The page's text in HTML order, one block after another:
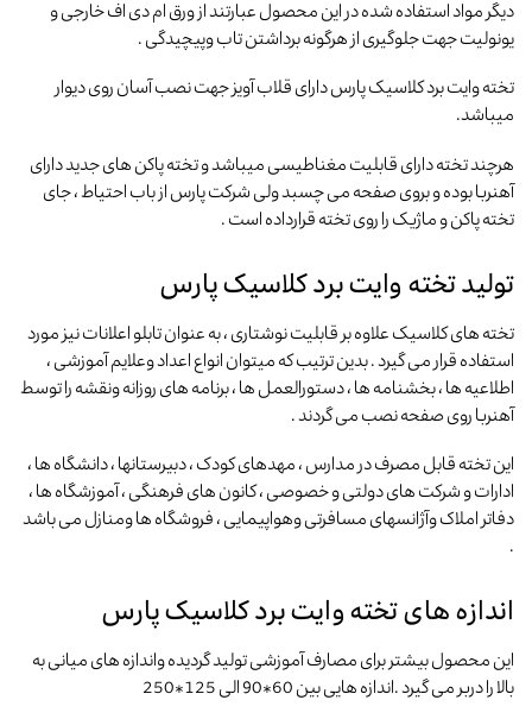
دیگر مواد استفاده شده در این محصول عبارتند از ورق ام دی اف خارجی و
یونولیت جهت جلوگیری از هرگونه برداشتن تاب وپیچیدگی .
تخته وایت برد کلاسیک پارس دارای قلاب آویز جهت نصب آسان روی دیوار
میباشد.
هرچند تخته دارای قابلیت مغناطیسی میباشد و تخته پاکن های جدید دارای
آهنربا بوده و بروی صفحه می چسبد ولی شرکت پارس از باب احتیاط ، جای
تخته پاکن و ماژیک را روی تخته قرارداده است .
تولید تخته وایت برد کلاسیک پارس
تخته های کلاسیک علاوه بر قابلیت نوشتاری ، به عنوان تابلو اعلانات نیز مورد
استفاده قرار می گیرد . بدین ترتیب که میتوان انواع اعداد وعلایم آموزشی ،
اطلاعیه ها ، بخشنامه ها ، دستورالعمل ها ، برنامه های روزانه ونقشه را توسط
آهنربا روی صفحه نصب می گردند .
این تخته قابل مصرف در مدارس ، مهدهای کودک ، دبیرستانها ، دانشگاه ها ،
ادارات و شرکت های دولتی و خصوصی ، کانون های فرهنگی ، آموزشگاه ها ،
دفاتر املاک وآژانسهای مسافرتی وهواپیمایی ، فروشگاه ها ومنازل می باشد
.
اندازه های تخته وایت برد کلاسیک پارس
این محصول بیشتر برای مصارف آموزشی تولید گردیده واندازه های میانی به
بالا را دربر می گیرد .اندازه هایی بین 60*90 الی 125*250